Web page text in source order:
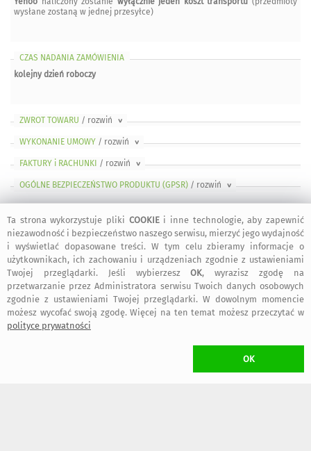
wysłane zostaną w jednej przesyłce)
CZAS NADANIA ZAMÓWIENIA
kolejny dzień roboczy
ZWROT TOWARU / rozwiń >
WYKONANIE UMOWY / rozwiń >
FAKTURY i RACHUNKI / rozwiń >
OGÓLNE BEZPIECZEŃSTWO PRODUKTU (GPSR) / rozwiń >
Ta strona wykorzystuje pliki COOKIEi inne technologie, aby zapewnić
niezawodność i bezpieczeństwo naszego serwisu, mierzyć jego wydajność
i wyświetlać dopasowane treści. W tym celu zbieramy informacje o
użytkownikach, ich zachowaniu i urządzeniach zgodnie z ustawieniami
Twojej przeglądarki. Jeśli wybierzeszOK, wyrazisz zgodę na
przetwarzanie przez Administratora serwisu Twoich danych osobowych
zgodnie z ustawieniami Twojej przeglądarki. W dowolnym momencie
możesz wycofać swoją zgodę. Więcej na ten temat możesz przeczytać w
polityce prywatności
OK
bezpieczne
zakupy
regulamin
serwisu
dołącz do nas informacje
kontakt
artMadam na
Facebook-u
art-Madam na
Instagram
art-Madam na
Pinterest